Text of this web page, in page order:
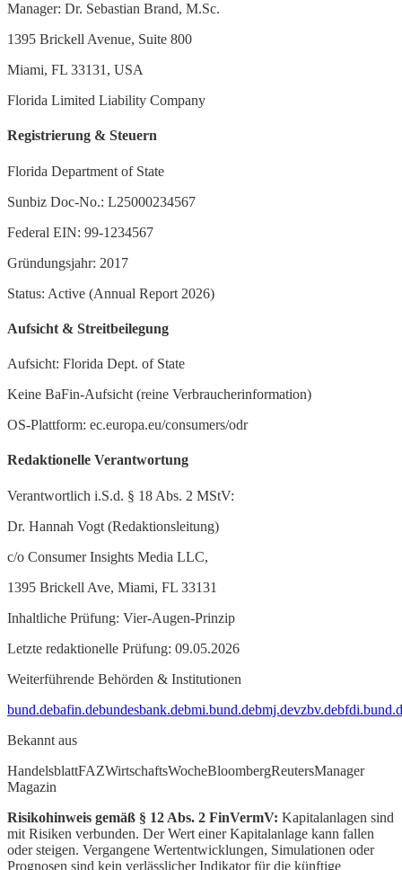
Manager: Dr. Sebastian Brand, M.Sc.
1395 Brickell Avenue, Suite 800
Miami, FL 33131, USA
Florida Limited Liability Company
Registrierung & Steuern
Florida Department of State
Sunbiz Doc-No.: L25000234567
Federal EIN: 99-1234567
Gründungsjahr: 2017
Status: Active (Annual Report 2026)
Aufsicht & Streitbeilegung
Aufsicht: Florida Dept. of State
Keine BaFin-Aufsicht (reine Verbraucherinformation)
OS-Plattform: ec.europa.eu/consumers/odr
Redaktionelle Verantwortung
Verantwortlich i.S.d. § 18 Abs. 2 MStV:
Dr. Hannah Vogt (Redaktionsleitung)
c/o Consumer Insights Media LLC,
1395 Brickell Ave, Miami, FL 33131
Inhaltliche Prüfung: Vier-Augen-Prinzip
Letzte redaktionelle Prüfung: 09.05.2026
Weiterführende Behörden & Institutionen
bund.debafin.debundesbank.debmi.bund.debmj.devzbv.de
Bekannt aus
HandelsblattFAZWirtschaftsWocheBloombergReutersManager
Magazin
Risikohinweis gemäß § 12 Abs. 2 FinVermV: Kapitalanlagen sind
mit Risiken verbunden. Der Wert einer Kapitalanlage kann fallen
oder steigen. Vergangene Wertentwicklungen, Simulationen oder
Prognosen sind kein verlässlicher Indikator für die künftige